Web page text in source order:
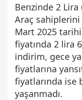
Benzinde 2
Araç
Mart 2025
fiyatında 2 lira
indirim, gece
fiyatlarına
fiyatlarında ise
yaşanmadı.